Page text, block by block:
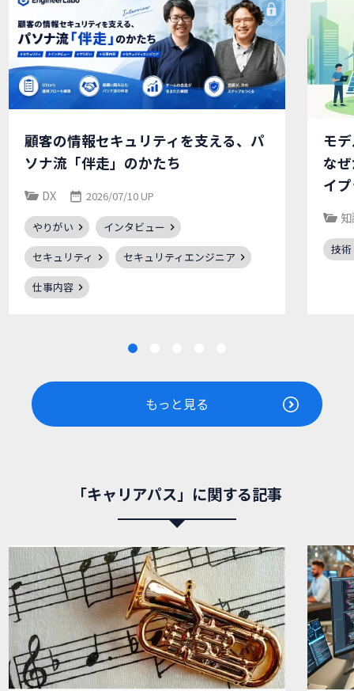
顧客の情報セキュリティを支える、パ
ソナ流「伴走」のかたち
DX 2026/07/10 UP
やりがい
インタビュー
セキュリティ
セキュリティエンジニア
仕事内容
モ
な
イ
技術
もっと見る
「キャリアパス」に関する記事